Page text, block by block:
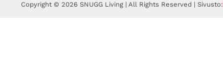
Copyright © 2026 SNUGG Living | All Rights Reserved | Sivusto: